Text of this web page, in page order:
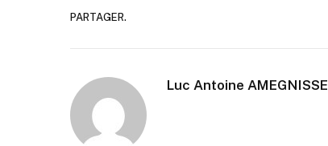
PARTAGER.
Luc Antoine AMEGNISSE